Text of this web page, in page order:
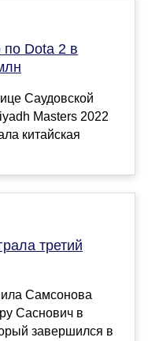
по Dota 2 в
Саудовской
Masters 2022
китайская
третий
Самсонова
Саснович в
завершился в